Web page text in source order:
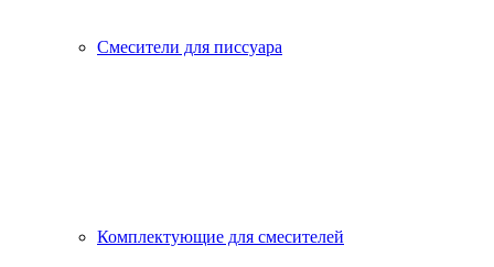
Смесители для писсуара
Комплектующие для смесителей